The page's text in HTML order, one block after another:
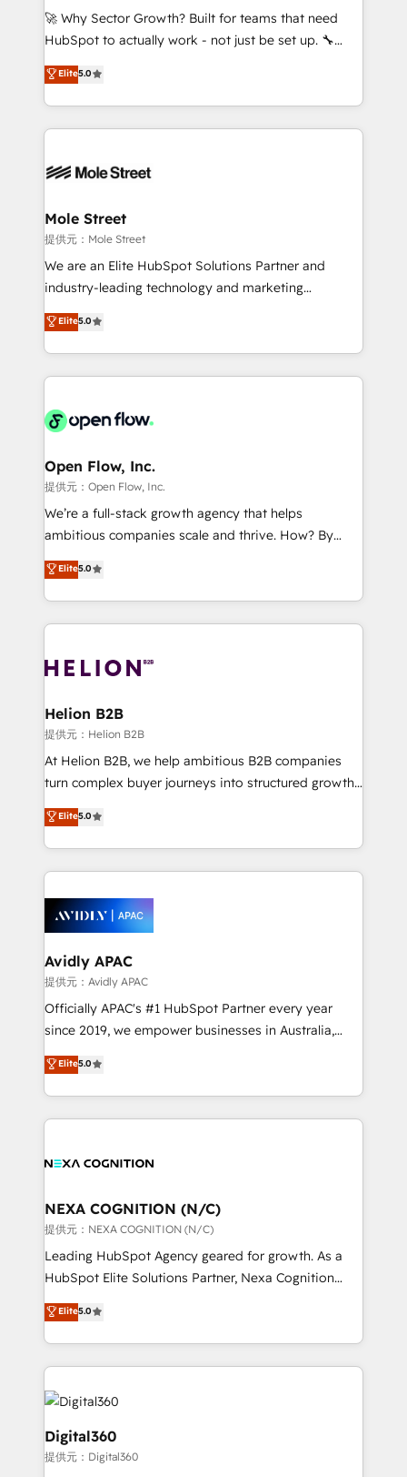
proyectos y nos vamos. Nos quedamos como
socios estratégicos, ayudando a sostener y escalar
no es crecer — es solo moverse rápido. 🌎
Operamos en Colombia, Perú, México, Ecuador,
retail, salud, banca, bienes raíces, construcción y
🚀 Why Sector Growth? Built for teams that need
HubSpot to actually work - not just be set up. 🔧
HubSpot Experts: Onboarding, migrations,
automation, and training built for adoption. ⚡ Highly
Technical Execution: ERP, EMR and Custom
Integrations; complex builds delivered in weeks, not
workflows; automation agents; process optimization
Healthcare: HIPAA implementations; secure data
workflows 💼 Financial Services: compliant
workflows; audit-ready reporting ⚖️ Legal: client
intake; pipeline and document workflows 🛒 E-
revenue automation 🏢 Real Estate: deal pipelines;
portfolio and lifecycle management 🏭
HIPAA-aware; CASL-compliant; GDPR-ready
implementations where required 💡 Why 500+
built to scale.
Elite5.0
Mole Street
提供元：Mole Street
We are an Elite HubSpot Solutions Partner and
industry-leading technology and marketing
consultancy. Our focus is on enterprise and mid-
market B2B companies globally that want a strategic
approach to execute their goals through creative
applications of our solutions; Technical HubSpot
Design, Migrations + Integrations. Mole Street’s
greatness, which is achieved through creating
absolute clarity, derived from a well-defined
strategy, executed well, and reported on with clear
results. The culture is driven by core values; Joy, Grit,
Mindedness, and Clarity. We are driven to win for the
collective good of the company and its clientele, and
things are happening.
Elite5.0
Open Flow, Inc.
提供元：Open Flow, Inc.
We’re a full-stack growth agency that helps
ambitious companies scale and thrive. How? By
upgrading and streamlining every single revenue-
generating aspect of your business. We’re proud
HubSpot Elite Solutions Partners and devout CRM
nerds who can harness HubSpot’s custom digital
experience. Working hand-in-hand with your team,
traffic, generates better leads and crushes your
revenue goals. We've worked with thousands of
HubSpot customers and we'd love to work with you
too! Clients come to us for: Advanced CRM solutions
HubSpot Data System Migrations between systems
to HubSpot New lead generation strategies Time-
website development Award-winning creative
Elite5.0
Helion B2B
提供元：Helion B2B
At Helion B2B, we help ambitious B2B companies
turn complex buyer journeys into structured growth
engines. With deep experience in B2B SaaS,
manufacturing, FinTech, MedTech, and consulting, we
specialize in lead generation and aligning marketing
and sales around the customer. As a HubSpot Elite
migrations, integrations, and process mapping. Our
approach is hands-on and collaborative, rooted in
real industry insight and a deep understanding of
B2B challenges. From onboarding to enterprise CRM
migrations, we help you unlock value across every
hub. Because we don’t just implement tools – we
we’ve seen how the right HubSpot setup drives real
results: better leads, stronger sales meetings, and
Elite5.0
Avidly APAC
提供元：Avidly APAC
Officially APAC's #1 HubSpot Partner every year
since 2019, we empower businesses in Australia,
New Zealand, and globally to realise their full
potential through enterprise HubSpot CRM
implementation. And we deliver best practice across
the whole HubSpot platform, covering marketing,
all businesses, from start-up to Enterprise, and have
the world. Our human approach to digital
transformation is designed for businesses who want
to grow. And we're passionate about APAC
businesses leading the world in technology, agility
record migrating businesses from CRM & Marketing
Platforms such as Salesforce, Dynamics, Pipedrive,
with attract and retain customers, manage their
service their customers.
Elite5.0
NEXA COGNITION (N/C)
提供元：NEXA COGNITION (N/C)
Leading HubSpot Agency geared for growth. As a
HubSpot Elite Solutions Partner, Nexa Cognition
ranks in the top 1% of global HubSpot Partners and
has been one of the longest-standing partners since
2012. We empower businesses to harness the full
potential of HubSpot by combining strategic
insights with technical excellence, we deliver
bespoke HubSpot solutions tailored to drive
measurable growth and operational efficiency. Why
Choose Nexa Cognition? 🚀 HubSpot Expertise: Our
Elite5.0
Digital360
提供元：Digital360